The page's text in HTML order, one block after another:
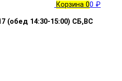
Корзина 00 ₽
(обед 14:30-15:00) СБ,ВС